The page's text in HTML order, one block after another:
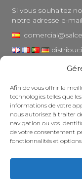
Afin de vous offrir la
technologies telles que
informations de votre
nous autorisez à traiter
navigation ou vos
de votre consentement
fonctionnalités et options.
Si vous souhaitez
notre adresse e-
1, rue Arturo
Instagram
Mentions légales
Politique de
Politique en
Entretenir votre
Subventions